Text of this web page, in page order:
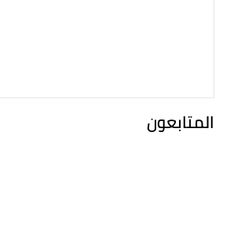
المتابعون